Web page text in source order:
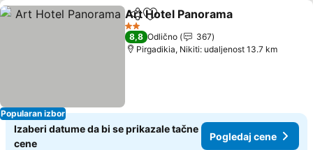
Popularan izbor
Deli Dodati u favorite
Art Hotel Panorama
2 Zvezdice
8,8 Odlično
367
Pirgadikia, Nikiti: udaljenost 13.7 km
Izaberi datume da bi se prikazale tačne
cene
Pogledaj cene